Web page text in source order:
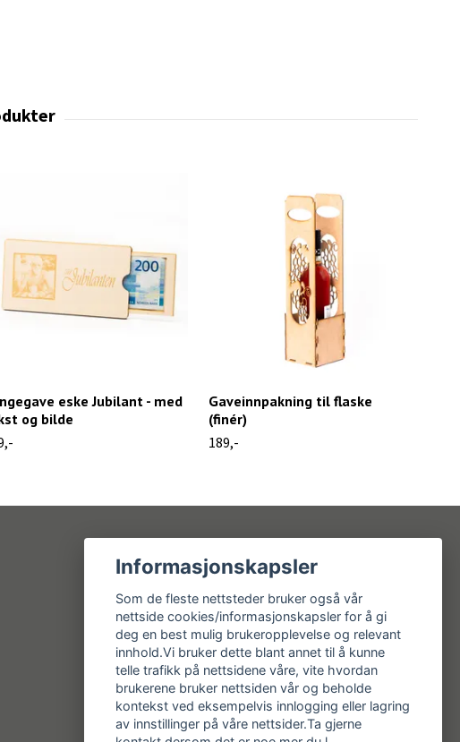
eske Jubilant - med
og bilde
Gaveinnpakning til flaske
(finér)
189,-
Sosiale medier
Facebook
Instagram
Informasjonskapsler
Som de fleste nettsteder bruker også vår
nettside cookies/informasjonskapsler for å gi
deg en best mulig brukeropplevelse og relevant
innhold.Vi bruker dette blant annet til å kunne
telle trafikk på nettsidene våre, vite hvordan
brukerene bruker nettsiden vår og beholde
kontekst ved eksempelvis innlogging eller lagring
av innstillinger på våre nettsider.Ta gjerne